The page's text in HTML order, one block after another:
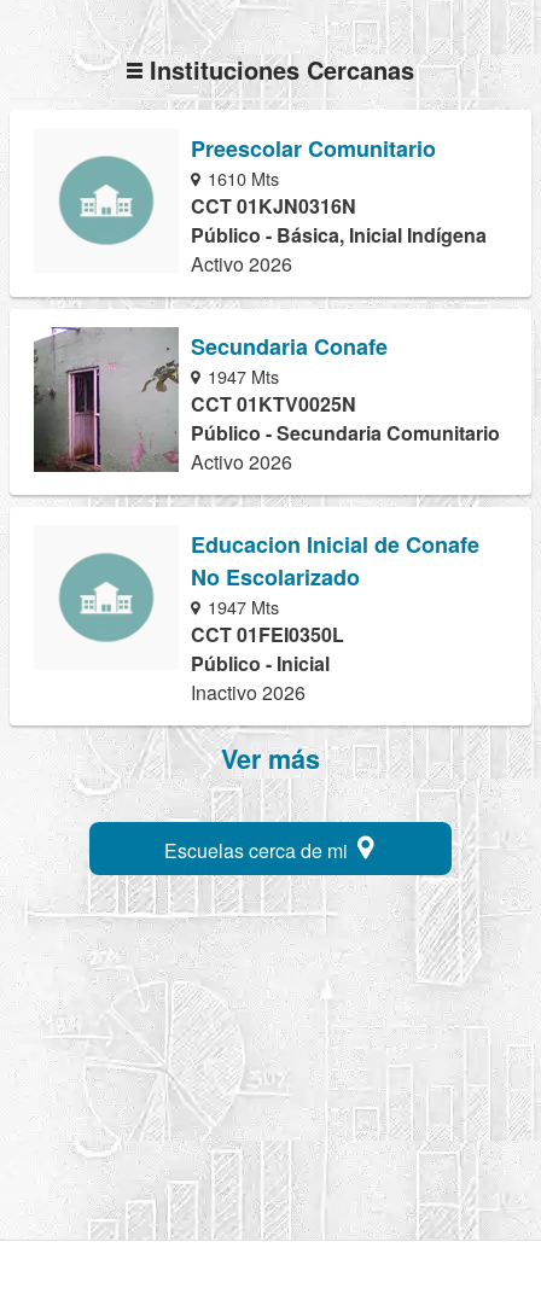
Instituciones Cercanas
Preescolar Comunitario
1610 Mts
CCT 01KJN0316N
Público - Básica, Inicial Indígena
Activo 2026
Secundaria Conafe
1947 Mts
CCT 01KTV0025N
Público - Secundaria Comunitario
Activo 2026
Educacion Inicial de Conafe
No Escolarizado
1947 Mts
CCT 01FEI0350L
Público - Inicial
Inactivo 2026
Ver más
Escuelas cerca de mi